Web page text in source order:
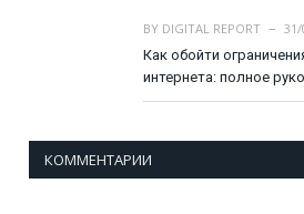
BY DIGITAL REPORT
31/
Как обойти
интернета: полное
КОММЕНТАРИИ